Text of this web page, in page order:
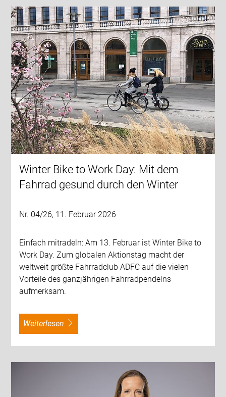
Winter Bike to Work Day: Mit dem
Fahrrad gesund durch den Winter
Nr. 04/26, 11. Februar 2026
Einfach mitradeln: Am 13. Februar ist Winter Bike to
Work Day. Zum globalen Aktionstag macht der
weltweit größte Fahrradclub ADFC auf die vielen
Vorteile des ganzjährigen Fahrradpendelns
aufmerksam.
weiterlesen